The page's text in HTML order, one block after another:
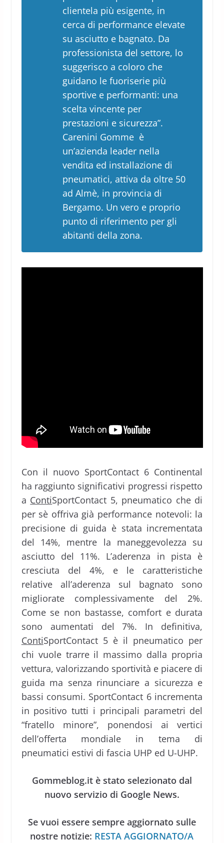
clientela più esigente, in
cerca di performance elevate
su asciutto e bagnato. Da
professionista del settore, lo
suggerisco a coloro che
guidano le fuoriserie più
sportive e performanti: una
scelta vincente per
prestazioni e sicurezza”.
Carenini Gomme è
un’azienda leader nella
vendita ed installazione di
pneumatici, attiva da oltre 50
ad Almè, in provincia di
Bergamo. Un vero e proprio
punto di riferimento per gli
abitanti della zona.
Con il nuovo SportContact 6 Continental
ha raggiunto significativi progressi rispetto
a ContiSportContact 5, pneumatico che di
per sè offriva già performance notevoli: la
precisione di guida è stata incrementata
del 14%, mentre la maneggevolezza su
asciutto del 11%. L’aderenza in pista è
cresciuta del 4%, e le caratteristiche
relative all’aderenza sul bagnato sono
migliorate complessivamente del 2%.
Come se non bastasse, comfort e durata
sono aumentati del 7%. In definitiva,
ContiSportContact 5 è il pneumatico per
chi vuole trarre il massimo dalla propria
vettura, valorizzando sportività e piacere di
guida ma senza rinunciare a sicurezza e
bassi consumi. SportContact 6 incrementa
in positivo tutti i principali parametri del
“fratello minore”, ponendosi ai vertici
dell’offerta mondiale in tema di
pneumatici estivi di fascia UHP ed U-UHP.
Gommeblog.it è stato selezionato dal
nuovo servizio di Google News.
Se vuoi essere sempre aggiornato sulle
nostre notizie: RESTA AGGIORNATO/A